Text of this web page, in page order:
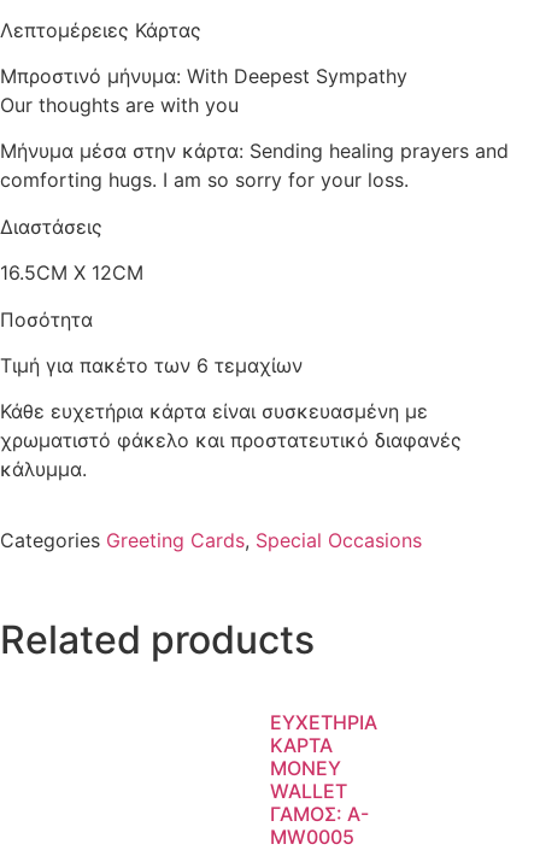
Λεπτομέρειες Κάρτας
Μπροστινό μήνυμα: With Deepest Sympathy
Our thoughts are with you
Μήνυμα μέσα στην κάρτα: Sending healing prayers and
comforting hugs. I am so sorry for your loss.
Διαστάσεις
16.5CM X 12CM
Ποσότητα
Τιμή για πακέτο των 6 τεμαχίων
Κάθε ευχετήρια κάρτα είναι συσκευασμένη με
χρωματιστό φάκελο και προστατευτικό διαφανές
κάλυμμα.
Categories Greeting Cards, Special Occasions
Related products
ΕΥΧΕΤΗΡΙΑ
ΚΑΡΤΑ
MONEY
WALLET
ΓΑΜΟΣ: A-
MW0005